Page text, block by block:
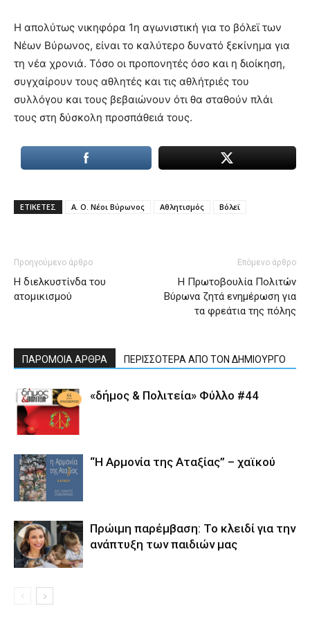
Η απολύτως νικηφόρα 1η αγωνιστική για το βόλεϊ των
Νέων Βύρωνος, είναι το καλύτερο δυνατό ξεκίνημα για
τη νέα χρονιά. Τόσο οι προπονητές όσο και η διοίκηση,
συγχαίρουν τους αθλητές και τις αθλήτριές του
συλλόγου και τους βεβαιώνουν ότι θα σταθούν πλάι
τους στη δύσκολη προσπάθειά τους.
ΕΤΙΚΕΤΕΣ Α. Ο. Νέοι Βύρωνος Αθλητισμός Βόλεϊ
Προηγούμενο άρθρο
Η διελκυστίνδα του
ατομικισμού
Επόμενο άρθρο
Η Πρωτοβουλία Πολιτών
Βύρωνα ζητά ενημέρωση για
τα φρεάτια της πόλης
ΠΑΡΟΜΟΙΑ ΑΡΘΡΑ ΠΕΡΙΣΣΟΤΕΡΑ ΑΠΟ ΤΟΝ ΔΗΜΙΟΥΡΓΟ
«δήμος & Πολιτεία» Φύλλο #44
“Η Αρμονία της Αταξίας” – χαϊκού
Πρώιμη παρέμβαση: Το κλειδί για την
ανάπτυξη των παιδιών µας